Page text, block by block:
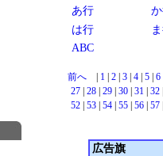
あ行
は行
ABC
前へ 1 2 3 4 5 6
27| 28| 29| 30| 31| 32
52| 53| 54| 55| 56| 57
広告旗